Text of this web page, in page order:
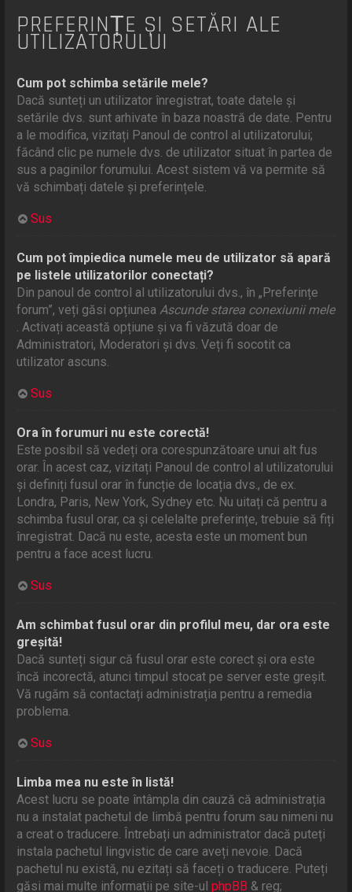
PREFERINȚE ȘI SETĂRI ALE
UTILIZATORULUI
Cum pot schimba setările mele?
Dacă sunteți un utilizator înregistrat, toate datele și
setările dvs. sunt arhivate în baza noastră de date. Pentru
a le modifica, vizitați Panoul de control al utilizatorului;
făcând clic pe numele dvs. de utilizator situat în partea de
sus a paginilor forumului. Acest sistem vă va permite să
vă schimbați datele și preferințele.
Sus
Cum pot împiedica numele meu de utilizator să apară
pe listele utilizatorilor conectați?
Din panoul de control al utilizatorului dvs., în „Preferințe
forum”, veți găsi opțiunea Ascunde starea conexiunii mele
. Activați această opțiune și va fi văzută doar de
Administratori, Moderatori și dvs. Veți fi socotit ca
utilizator ascuns.
Sus
Ora în forumuri nu este corectă!
Este posibil să vedeți ora corespunzătoare unui alt fus
orar. În acest caz, vizitați Panoul de control al utilizatorului
și definiți fusul orar în funcție de locația dvs., de ex.
Londra, Paris, New York, Sydney etc. Nu uitați că pentru a
schimba fusul orar, ca și celelalte preferințe, trebuie să fiți
înregistrat. Dacă nu este, acesta este un moment bun
pentru a face acest lucru.
Sus
Am schimbat fusul orar din profilul meu, dar ora este
greșită!
Dacă sunteți sigur că fusul orar este corect și ora este
încă incorectă, atunci timpul stocat pe server este greșit.
Vă rugăm să contactați administrația pentru a remedia
problema.
Sus
Limba mea nu este în listă!
Acest lucru se poate întâmpla din cauză că administrația
nu a instalat pachetul de limbă pentru forum sau nimeni nu
a creat o traducere. Întrebați un administrator dacă puteți
instala pachetul lingvistic de care aveți nevoie. Dacă
pachetul nu există, nu ezitați să faceți o traducere. Puteți
găsi mai multe informații pe site-ulphpBB & reg;